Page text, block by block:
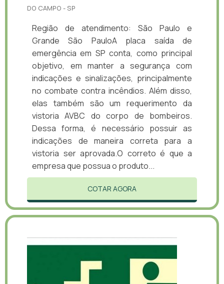
DO CAMPO - SP
Região de atendimento: São Paulo e
Grande São PauloA placa saída de
emergência em SP conta, como principal
objetivo, em manter a segurança com
indicações e sinalizações, principalmente
no combate contra incêndios. Além disso,
elas também são um requerimento da
vistoria AVBC do corpo de bombeiros.
Dessa forma, é necessário possuir as
indicações de maneira correta para a
vistoria ser aprovada.O correto é que a
empresa que possua o produto...
COTAR AGORA